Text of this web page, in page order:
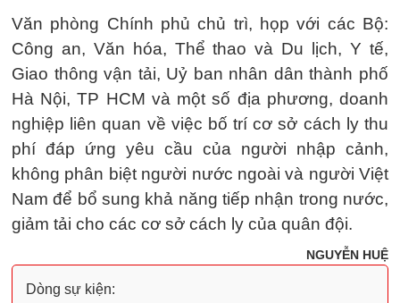
Văn phòng Chính phủ chủ trì, họp với các Bộ:
Công an, Văn hóa, Thể thao và Du lịch, Y tế,
Giao thông vận tải, Uỷ ban nhân dân thành phố
Hà Nội, TP HCM và một số địa phương, doanh
nghiệp liên quan về việc bố trí cơ sở cách ly thu
phí đáp ứng yêu cầu của người nhập cảnh,
không phân biệt người nước ngoài và người Việt
Nam để bổ sung khả năng tiếp nhận trong nước,
giảm tải cho các cơ sở cách ly của quân đội.
NGUYỄN HUỆ
Dòng sự kiện: